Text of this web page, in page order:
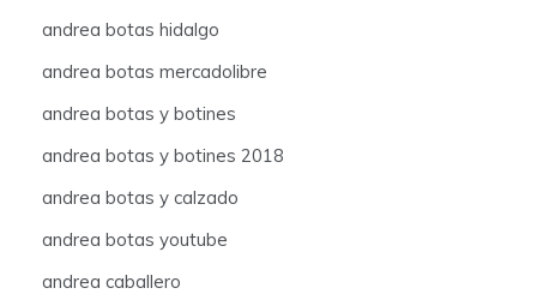
andrea botas hidalgo
andrea botas mercadolibre
andrea botas y botines
andrea botas y botines 2018
andrea botas y calzado
andrea botas youtube
andrea caballero